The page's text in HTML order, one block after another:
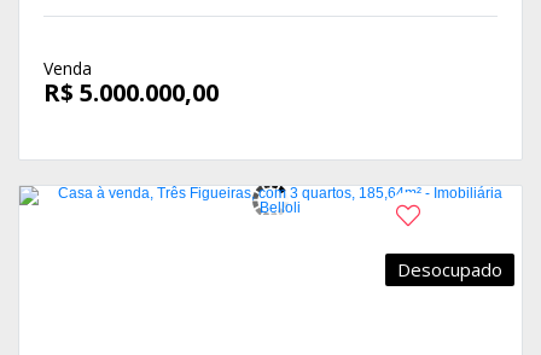
Venda
R$ 5.000.000,00
Desocupado